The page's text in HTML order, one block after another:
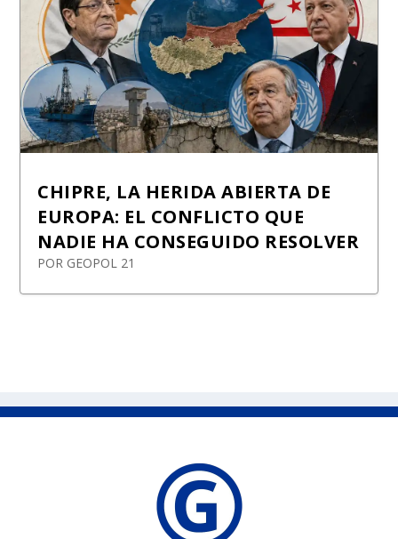
CHIPRE, LA HERIDA ABIERTA DE
EUROPA: EL CONFLICTO QUE
NADIE HA CONSEGUIDO RESOLVER
POR GEOPOL 21